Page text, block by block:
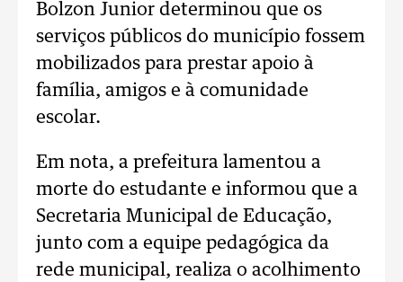
Bolzon Junior determinou que os
serviços públicos do município fossem
mobilizados para prestar apoio à
família, amigos e à comunidade
escolar.
Em nota, a prefeitura lamentou a
morte do estudante e informou que a
Secretaria Municipal de Educação,
junto com a equipe pedagógica da
rede municipal, realiza o acolhimento